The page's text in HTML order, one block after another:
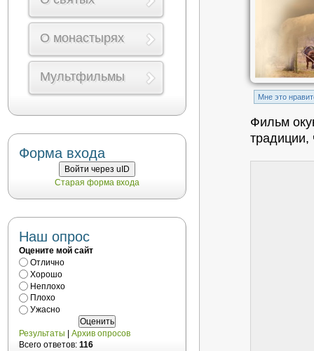
Mне это
Фильм
традиции,
О монастырях
Мультфильмы
Форма входа
Войти через uID
Старая форма входа
Наш опрос
Оцените мой сайт
Отлично
Хорошо
Неплохо
Плохо
Ужасно
Результаты
Архив опросов
Всего ответов: 116